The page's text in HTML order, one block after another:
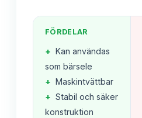
FÖRDELAR
+ Kan användas
som bärsele
+ Maskintvättbar
+ Stabil och säker
konstruktion